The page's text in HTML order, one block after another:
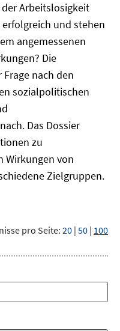
Arbeitslosigkeit
und stehen
angemessenen
Die
nach den
sozialpolitischen
Das Dossier
zu
Wirkungen von
Zielgruppen.
pro Seite:20 | 50 | 100